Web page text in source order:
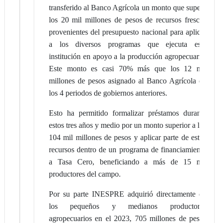
transferido al Banco Agrícola un monto que supera
los 20 mil millones de pesos de recursos frescos
provenientes del presupuesto nacional para aplicar
a los diversos programas que ejecuta esta
institución en apoyo a la producción agropecuaria.
Este monto es casi 70% más que los 12 mil
millones de pesos asignado al Banco Agrícola en
los 4 periodos de gobiernos anteriores.
Esto ha permitido formalizar préstamos durante
estos tres años y medio por un monto superior a los
104 mil millones de pesos y aplicar parte de estos
recursos dentro de un programa de financiamiento
a Tasa Cero, beneficiando a más de 15 mil
productores del campo.
Por su parte INESPRE adquirió directamente de
los pequeños y medianos productores
agropecuarios en el 2023, 705 millones de pesos